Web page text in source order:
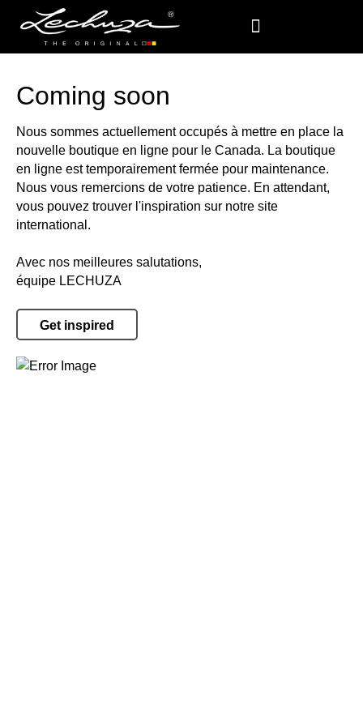
Coming soon
Nous sommes actuellement occupés à mettre en place la
nouvelle boutique en ligne pour le Canada. La boutique
en ligne est temporairement fermée pour maintenance.
Nous vous remercions de votre patience. En attendant,
vous pouvez trouver l'inspiration sur notre site
international.
Avec nos meilleures salutations,
équipe LECHUZA
Get inspired